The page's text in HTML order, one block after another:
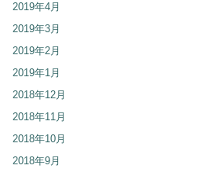
2019年4月
2019年3月
2019年2月
2019年1月
2018年12月
2018年11月
2018年10月
2018年9月